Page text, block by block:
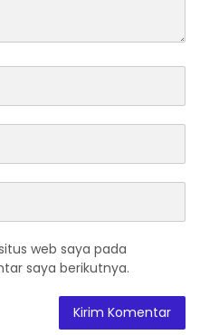
web saya pada
saya berikutnya.